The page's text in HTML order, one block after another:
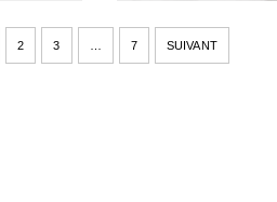
2 3 7 SUIVANT